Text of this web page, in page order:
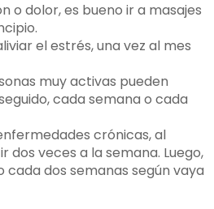
o dolor, es bueno ir a masajes
el estrés, una vez al mes
muy activas pueden
cada semana o cada
crónicas, al
dos veces a la semana. Luego,
cada dos semanas según vaya